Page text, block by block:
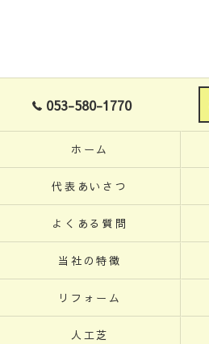
053-580-1770
ホーム
代表あいさつ
よくある質問
当社の特徴
リフォーム
人工芝